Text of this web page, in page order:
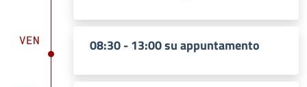
VEN 08:30 - 13:00 su appuntamento